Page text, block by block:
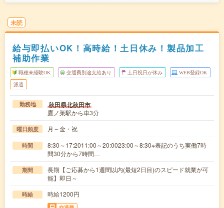
未読
給与即払いOK！高時給！土日休み！製品加工
補助作業
職種未経験OK 交通費別途支給あり 土日祝日が休み WEB登録OK
派遣
勤務地 秋田県北秋田市
鷹ノ巣駅から車3分
曜日頻度 月～金・祝
時間
8:30～17:2011:00～20:0023:00～8:30※表記のうち実働7時
間30分から7時間…
期間
長期【ご応募から1週間以内(最短2日目)のスピード就業が可
能】即日～
時給 時給1200円